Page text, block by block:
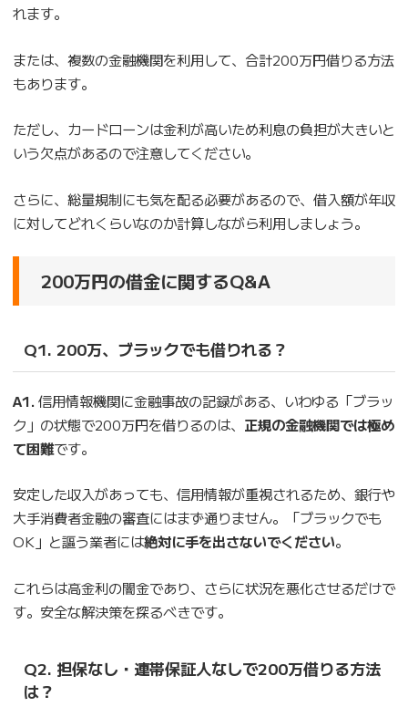
れます。
または、複数の金融機関を利用して、合計200万円借りる方法
もあります。
ただし、カードローンは金利が高いため利息の負担が大きいと
いう欠点があるので注意してください。
さらに、総量規制にも気を配る必要があるので、借入額が年収
に対してどれくらいなのか計算しながら利用しましょう。
200万円の借金に関するQ&A
Q1. 200万、ブラックでも借りれる？
A1. 信用情報機関に金融事故の記録がある、いわゆる「ブラッ
ク」の状態で200万円を借りるのは、 正規の金融機関では極め
て困難です。
安定した収入があっても、信用情報が重視されるため、銀行や
大手消費者金融の審査にはまず通りません。「ブラックでも
OK」と謳う業者には絶対に手を出さないでください。
これらは高金利の闇金であり、さらに状況を悪化させるだけで
す。安全な解決策を探るべきです。
Q2. 担保なし・連帯保証人なしで200万借りる方法
は？